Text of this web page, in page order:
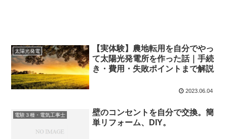
太陽光発電
【実体験】農地転用を自分でやっ
て太陽光発電所を作った話｜手続
き・費用・失敗ポイントまで解説
2023.06.04
電験３種・電気工事士
壁のコンセントを自分で交換。簡
単リフォーム、DIY。